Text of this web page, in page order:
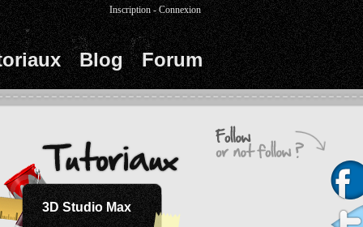
Blog Forum
Inscription -Connexion
3D Studio Max